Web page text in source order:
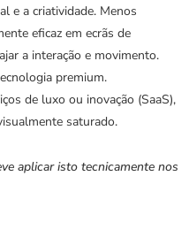
e a criatividade. Menos
eficaz em ecrãs de
a interação e movimento.
premium.
de luxo ou inovação (SaaS),
saturado.
aplicar isto tecnicamente nos